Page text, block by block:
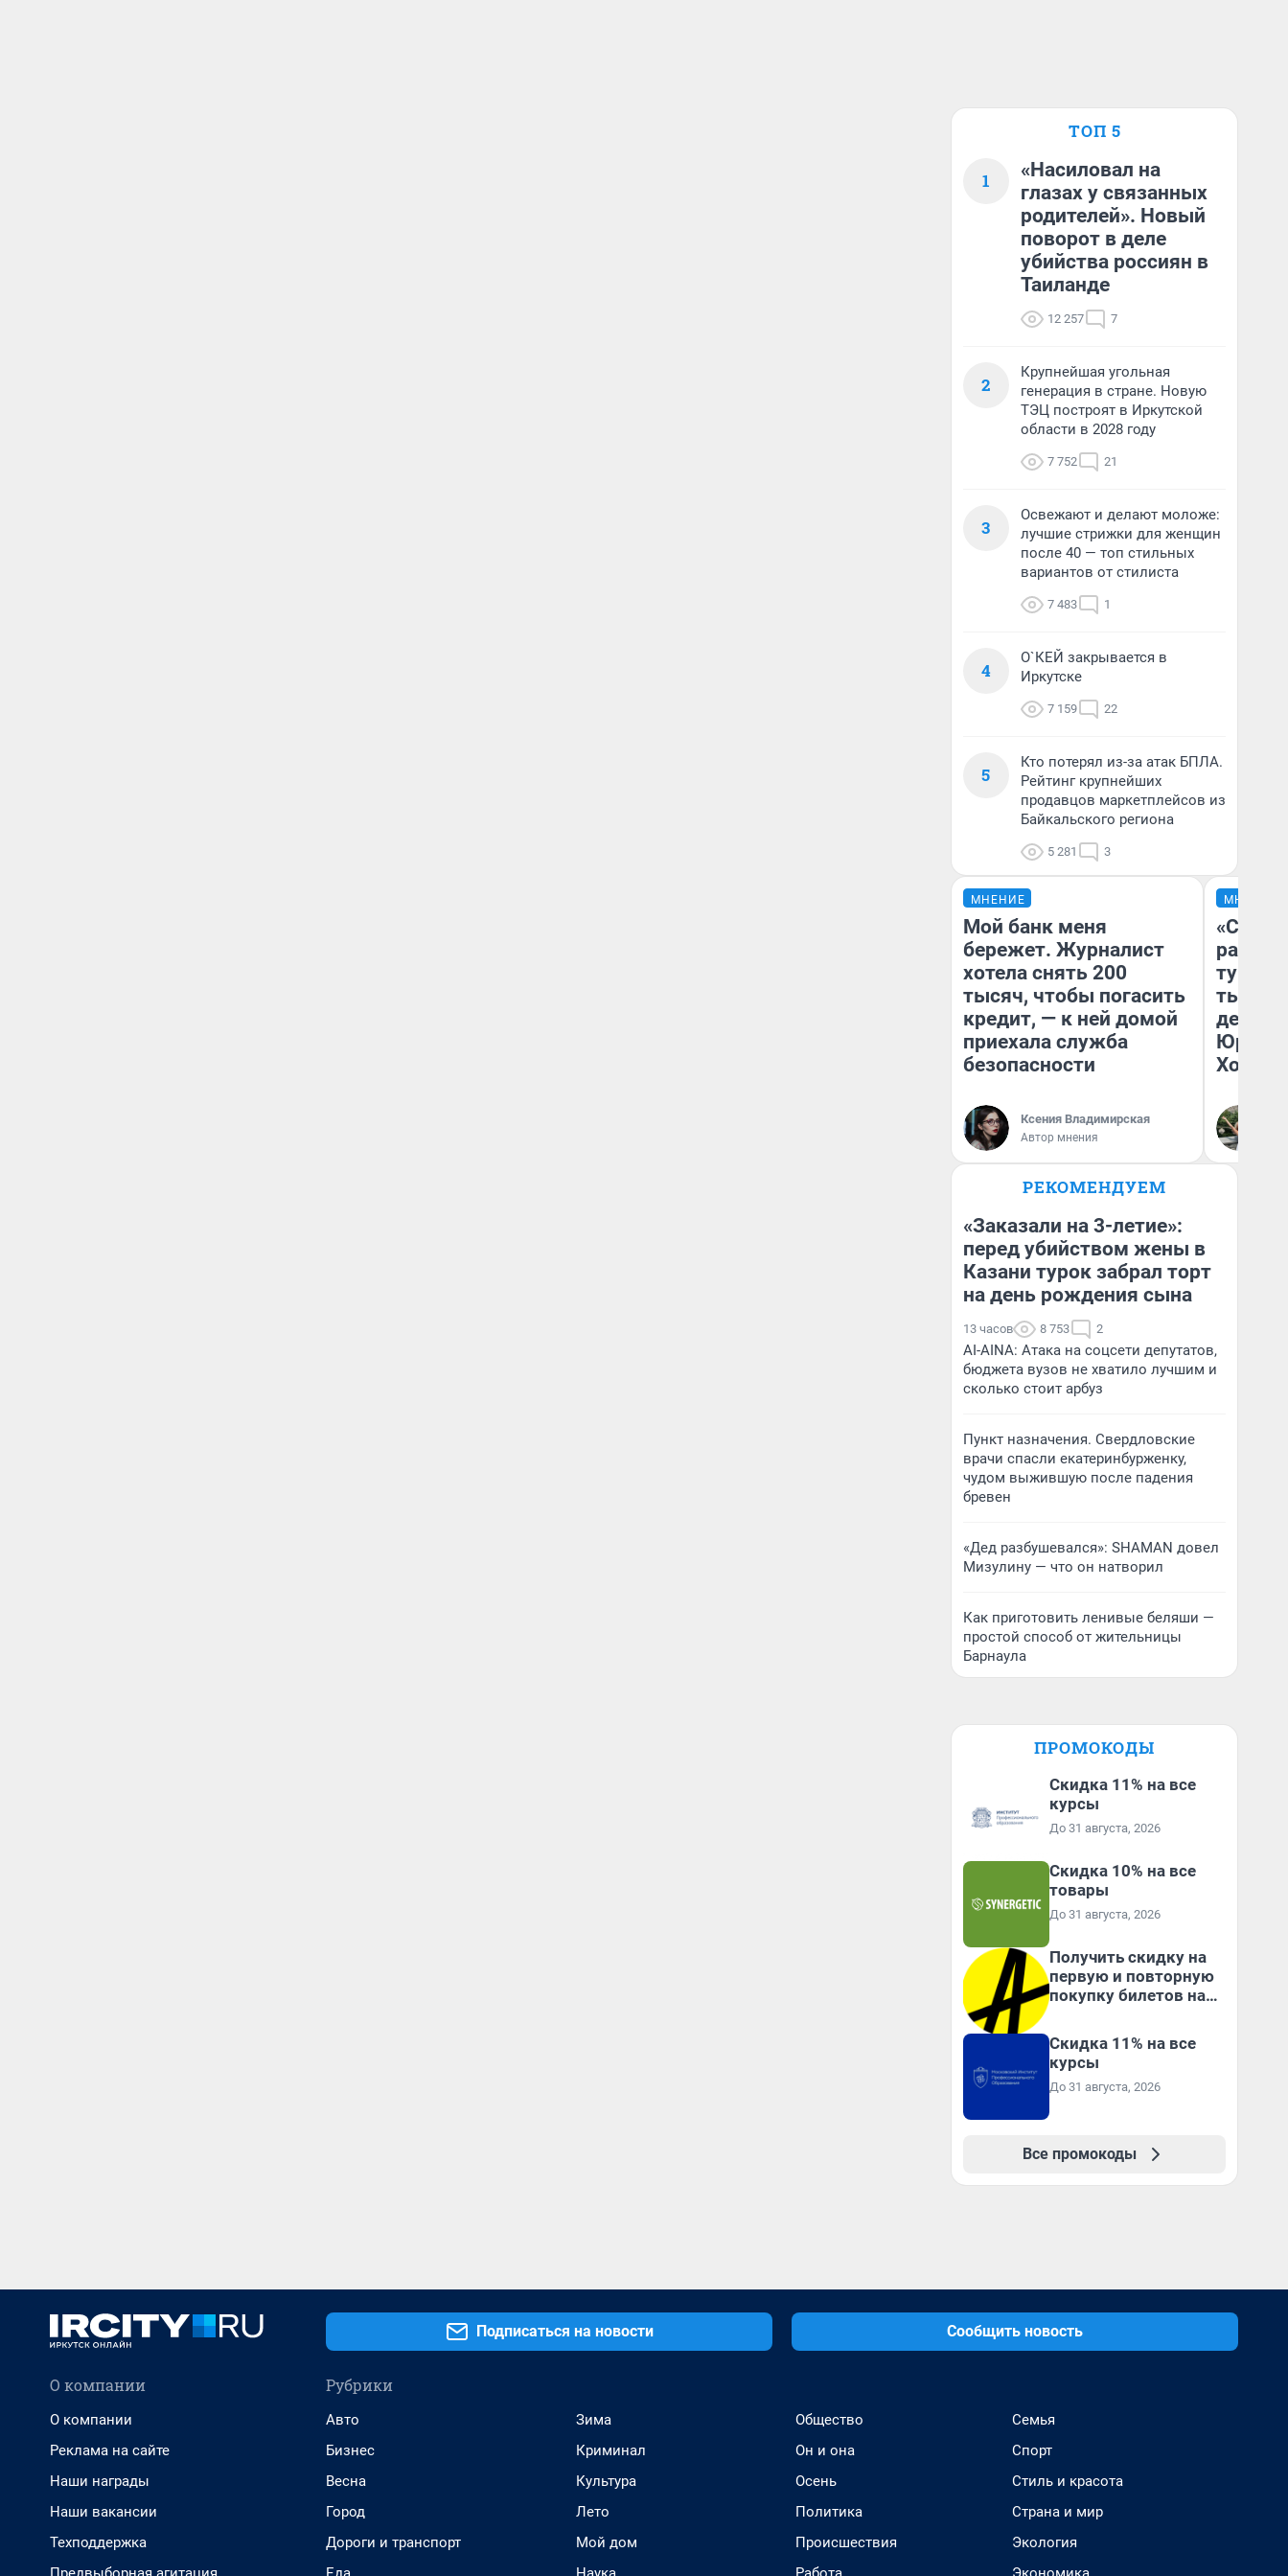
ТОП 5
1
«Насиловал на
глазах у связанных
родителей». Новый
поворот в деле
убийства россиян в
Таиланде
12 257 7
2
Крупнейшая угольная
генерация в стране. Новую
ТЭЦ построят в Иркутской
области в 2028 году
7 752 21
3
Освежают и делают моложе:
лучшие стрижки для женщин
после 40 — топ стильных
вариантов от стилиста
7 483 1
4
О`КЕЙ закрывается в
Иркутске
7 159 22
5
Кто потерял из-за атак БПЛА.
Рейтинг крупнейших
продавцов маркетплейсов из
Байкальского региона
5 281 3
МНЕНИЕ
Мой банк меня
бережет. Журналист
хотела снять 200
тысяч, чтобы погасить
кредит, — к ней домой
приехала служба
безопасности
Ксения Владимирская
Автор мнения
МНЕНИЕ
тысяч,
день
РЕКОМЕНДУЕМ
«Заказали на 3-летие»:
перед убийством жены в
Казани турок забрал торт
на день рождения сына
13 часов 8 753 2
AI-AINA: Атака на соцсети депутатов,
бюджета вузов не хватило лучшим и
сколько стоит арбуз
Пункт назначения. Свердловские
врачи спасли екатеринбурженку,
чудом выжившую после падения
бревен
«Дед разбушевался»: SHAMAN довел
Мизулину — что он натворил
Как приготовить ленивые беляши —
простой способ от жительницы
Барнаула
ПРОМОКОДЫ
Скидка 11% на все
курсы
До 31 августа, 2026
Скидка 10% на все
товары
До 31 августа, 2026
Получить скидку на
первую и повторную
покупку билетов на
Скидка 11% на все
курсы
До 31 августа, 2026
Все промокоды
Подписаться на новости Сообщить новость
О компании
О компании
Реклама на сайте
Наши награды
Наши вакансии
Техподдержка
Рубрики
Авто
Бизнес
Весна
Город
Дороги и транспорт
Зима
Криминал
Культура
Лето
Мой дом
Общество
Он и она
Осень
Политика
Происшествия
Семья
Спорт
Стиль и красота
Страна и мир
Экология